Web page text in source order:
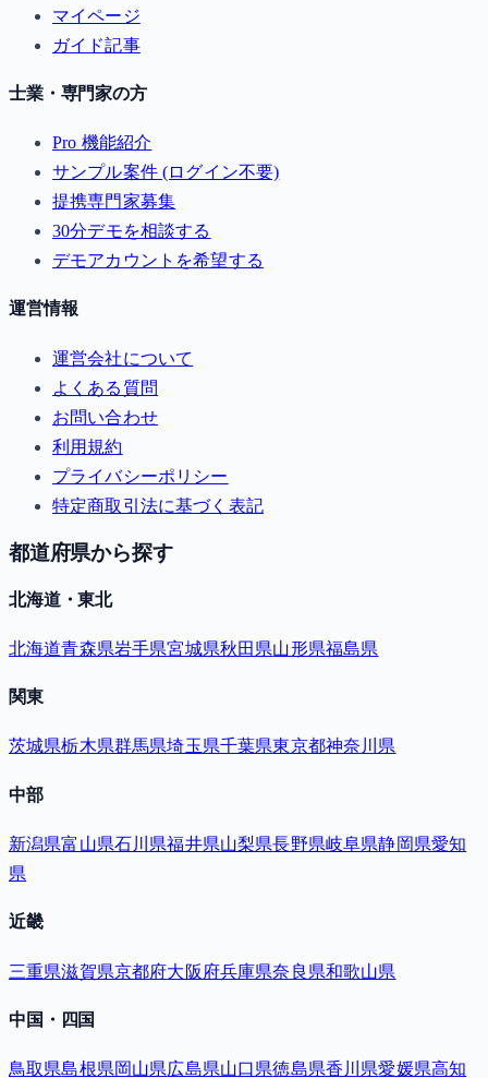
マイページ
ガイド記事
士業・専門家の方
Pro 機能紹介
サンプル案件 (ログイン不要)
提携専門家募集
30分デモを相談する
デモアカウントを希望する
運営情報
運営会社について
よくある質問
お問い合わせ
利用規約
プライバシーポリシー
特定商取引法に基づく表記
都道府県から探す
北海道・東北
北海道青森県岩手県宮城県秋田県山形県福島県
関東
茨城県栃木県群馬県埼玉県千葉県東京都神奈川県
中部
新潟県富山県石川県福井県山梨県長野県岐阜県静岡県愛知
県
近畿
三重県滋賀県京都府大阪府兵庫県奈良県和歌山県
中国・四国
鳥取県島根県岡山県広島県山口県徳島県香川県愛媛県高知